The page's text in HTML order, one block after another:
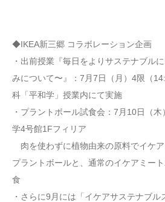
◆IKEA新三郷 コラボレーション企画
・出前授業『毎日をよりサステナブル
みについて〜』：7月7日（月）4限（
科「平和学」授業内にて実施
・プラントボール試食会：7月10日（
学4号館1Fフィリア
肉を使わずに植物由来の原料でイケ
プラントボールと、通常のイケアミー
食
・さらに9月には「イケアサステナブ